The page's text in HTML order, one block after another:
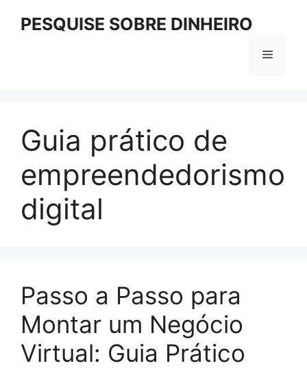
PESQUISE SOBRE DINHEIRO
Menu
Guia prático de
empreendedorismo
digital
Passo a Passo para
Montar um Negócio
Virtual: Guia Prático